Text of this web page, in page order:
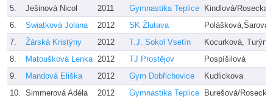
5.
Ješinová Nicol 2011 Gymnastika Teplice
Kindlová/Rosecká
6.
Swiatková Jolana 2012 SK Žlutava
Polášková,Šarová
7.
Žárská Kristýny 2012 T.J. Sokol Vsetín
Kocurková,
8.
Matoušková Lenka 2012 TJ Prostějov
Pospíšilová
9.
Mandová Eliška 2012 Gym Dobřichovice
Kudlickova
10. Simmerová Adéla 2012 Gymnastika Teplice Burešová/Rosecká